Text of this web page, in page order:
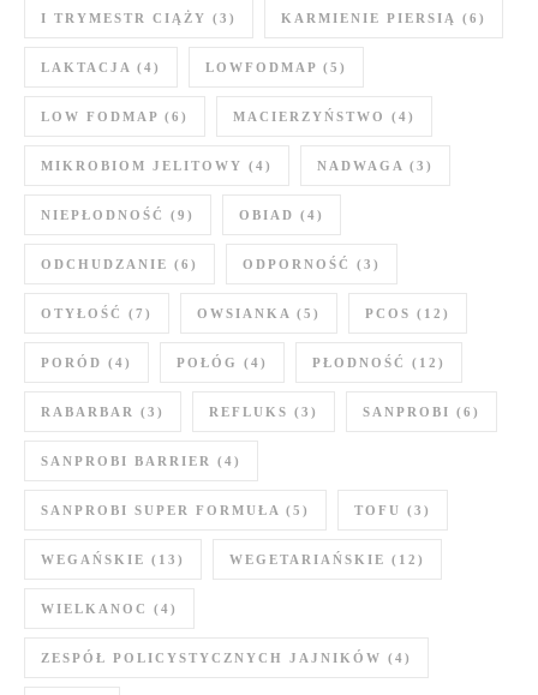
I TRYMESTR CIĄŻY (3) KARMIENIE PIERSIĄ (6)
LAKTACJA (4) LOWFODMAP (5)
LOW FODMAP (6) MACIERZYŃSTWO (4)
MIKROBIOM JELITOWY (4) NADWAGA (3)
NIEPŁODNOŚĆ (9) OBIAD (4)
ODCHUDZANIE (6) ODPORNOŚĆ (3)
OTYŁOŚĆ (7) OWSIANKA (5) PCOS (12)
PORÓD (4) POŁÓG (4) PŁODNOŚĆ (12)
RABARBAR (3) REFLUKS (3) SANPROBI (6)
SANPROBI BARRIER (4)
SANPROBI SUPER FORMUŁA (5) TOFU (3)
WEGAŃSKIE (13) WEGETARIAŃSKIE (12)
WIELKANOC (4)
ZESPÓŁ POLICYSTYCZNYCH JAJNIKÓW (4)